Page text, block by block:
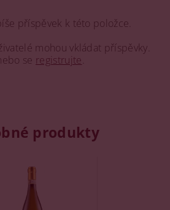
příspěvek k této položce.
mohou vkládat příspěvky.
se registrujte
produkty